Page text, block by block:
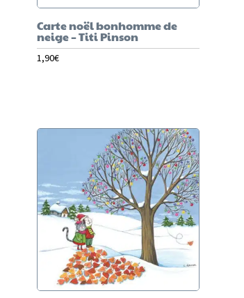
Carte noël bonhomme de
neige – Titi Pinson
1,90€